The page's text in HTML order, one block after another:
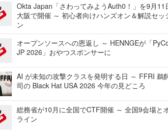
Okta Japan「さわってみようAuth0！」を9月11
大阪で開催 ～ 初心者向けハンズオン＆解説セッ
ン
オープンソースへの恩返し ～ HENNGEが「
JP 2026」おやつスポンサーに
AI が未知の攻撃クラスを発明する日 ～ FFRI 鵜
司の Black Hat USA 2026 今年の見どころ
総務省が10月に全国でCTF開催 ～ 全国9会場と
ライン